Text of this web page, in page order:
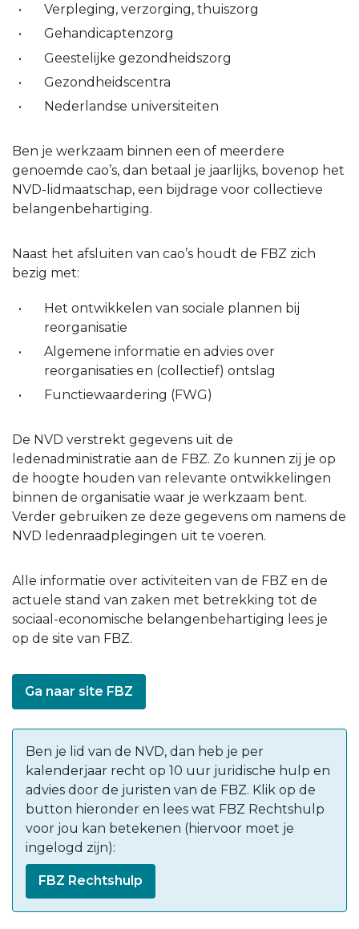
Verpleging, verzorging, thuiszorg
Gehandicaptenzorg
Geestelijke gezondheidszorg
Gezondheidscentra
Nederlandse universiteiten
Ben je werkzaam binnen een of meerdere
genoemde cao’s, dan betaal je jaarlijks, bovenop het
NVD-lidmaatschap, een bijdrage voor collectieve
belangenbehartiging.
Naast het afsluiten van cao’s houdt de FBZ zich
bezig met:
Het ontwikkelen van sociale plannen bij
reorganisatie
Algemene informatie en advies over
reorganisaties en (collectief) ontslag
Functiewaardering (FWG)
De NVD verstrekt gegevens uit de
ledenadministratie aan de FBZ. Zo kunnen zij je op
de hoogte houden van relevante ontwikkelingen
binnen de organisatie waar je werkzaam bent.
Verder gebruiken ze deze gegevens om namens de
NVD ledenraadplegingen uit te voeren.
Alle informatie over activiteiten van de FBZ en de
actuele stand van zaken met betrekking tot de
sociaal-economische belangenbehartiging lees je
op de site van FBZ.
Ga naar site FBZ
Ben je lid van de NVD, dan heb je per
kalenderjaar recht op 10 uur juridische hulp en
advies door de juristen van de FBZ. Klik op de
button hieronder en lees wat FBZ Rechtshulp
voor jou kan betekenen (hiervoor moet je
ingelogd zijn):
FBZ Rechtshulp